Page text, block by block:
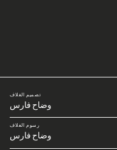
تصميم الغلاف
وضاح فارس
رسوم الغلاف
وضاح فارس